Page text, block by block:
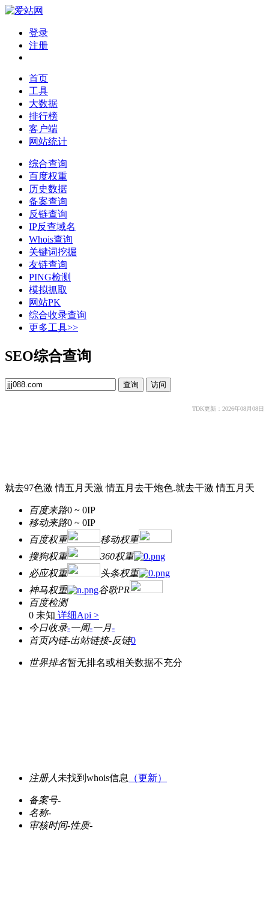
登录
注册
首页
工具
大数据
排行榜
客户端
网站统计
综合查询
百度权重
历史数据
备案查询
反链查询
IP反查域名
Whois查询
关键词挖掘
友链查询
PING检测
模拟抓取
网站PK
综合收录查询
更多工具>>
SEO综合查询
TDK更新：2026年08月08日
就去97色激 情五月天激 情五月去干炮色.就去干激 情五月天
百度来路0 ~ 0IP
移动来路0 ~ 0IP
百度权重
移动权重
搜狗权重
360权重
必应权重
头条权重
神马权重
谷歌PR
百度检测
0 未知 详细Api >
今日收录-一周-一月-
首页内链-出站链接-反链0
世界排名暂无排名或相关数据不充分
注册人 未找到whois信息 （更新）
备案号-
名称-
审核时间-性质-